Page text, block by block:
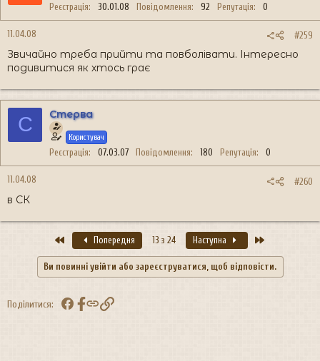
Реєстрація 30.01.08 Повідомлення 92 Репутація 0
11.04.08 #259
Звичайно треба прийти та повболівати. Інтересно
подивитися як хтось грає
С Стерва
Користувач
Реєстрація 07.03.07 Повідомлення 180 Репутація 0
11.04.08 #260
в СК
ПершийПопередня 13 з 24 Наступна
Ви повинні увійти або зареєструватися, щоб відповісти.
Поділитися: FacebookПосилання